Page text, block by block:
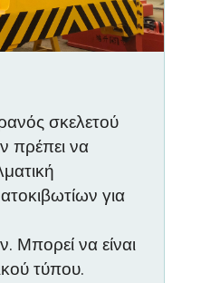
σκελετού
πρέπει να
για
Μπορεί να είναι
τύπου.